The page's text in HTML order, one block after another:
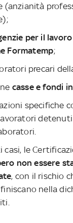
(anzianità
per il
Formatemp;
precari
casse e fondi
specifiche
casi, le
non essere
, con il rischio
nella